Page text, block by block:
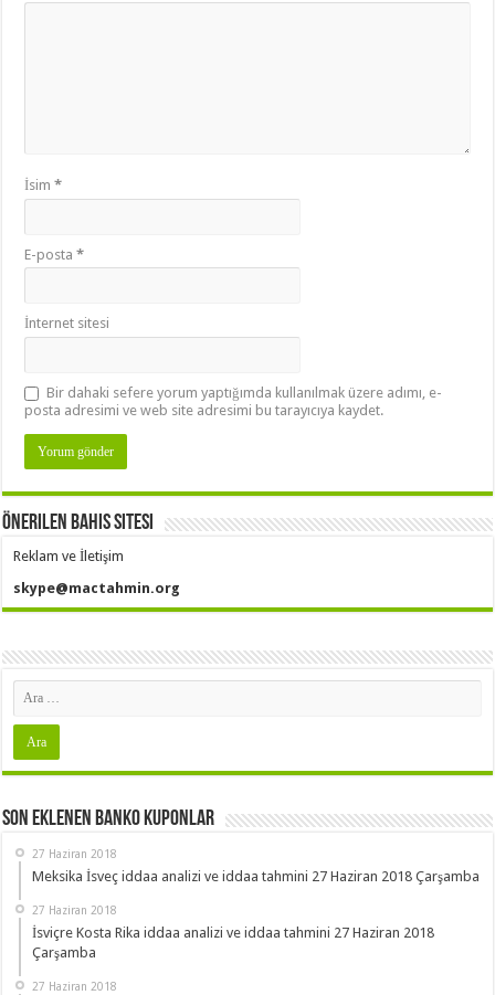
İsim*
E-posta*
İnternet sitesi
Bir dahaki sefere yorum yaptığımda kullanılmak üzere adımı, e-
posta adresimi ve web site adresimi bu tarayıcıya kaydet.
Önerilen Bahis Sitesi
Reklam ve İletişim
skype@mactahmin.org
Son Eklenen Banko Kuponlar
27 Haziran 2018
Meksika İsveç iddaa analizi ve iddaa tahmini 27 Haziran 2018 Çarşamba
27 Haziran 2018
İsviçre Kosta Rika iddaa analizi ve iddaa tahmini 27 Haziran 2018
Çarşamba
27 Haziran 2018